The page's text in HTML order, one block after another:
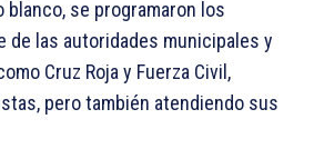
blanco, se programaron los
de las autoridades municipales y
Cruz Roja y Fuerza Civil,
pero también atendiendo sus